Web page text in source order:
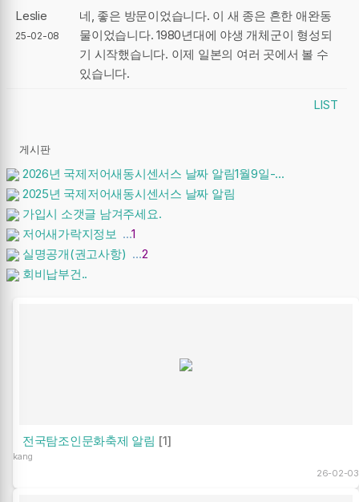
Leslie
25-02-08
네, 좋은 방문이었습니다. 이 새 종은 흔한 애완동
물이었습니다. 1980년대에 야생 개체군이 형성되
기 시작했습니다. 이제 일본의 여러 곳에서 볼 수
있습니다.
LIST
게시판
2026년 국제저어새동시센서스 날짜 알림1월9일-...
2025년 국제저어새동시센서스 날짜 알림
가입시 소갯글 남겨주세요.
저어새가락지정보 …1
실명공개(권고사항) …2
회비납부건..
전국탐조인문화축제 알림 [1]
kang
26-02-03